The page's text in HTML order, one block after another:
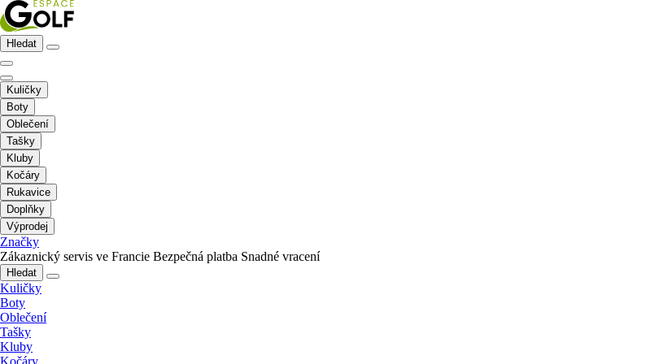
Hledat
Kuličky
Boty
Oblečení
Tašky
Kluby
Kočáry
Rukavice
Doplňky
Výprodej
Značky
Zákaznický servis ve Francie Bezpečná platba Snadné vracení
Hledat
Kuličky
Boty
Oblečení
Tašky
Kluby
Kočáry